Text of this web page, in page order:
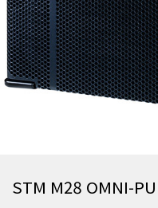
STM M28 OMNI-